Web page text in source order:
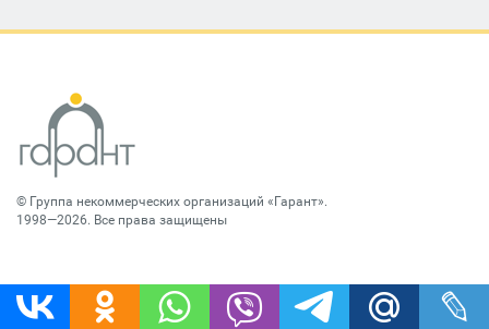
© Группа некоммерческих организаций «Гарант».
1998—2026. Все права защищены